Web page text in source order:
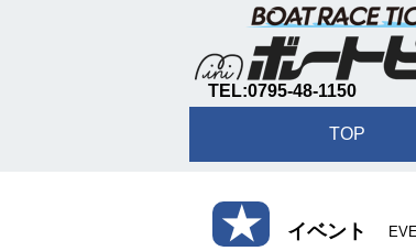
TEL:0795-48-1150
TOP
★ イベント